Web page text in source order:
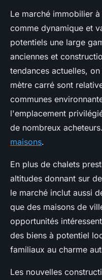
Le marché immobilier
comme dynamique et
potentiels une large
anciennes et
tendances actuelles,
mètre carré sont
communes
l'emplacement
de nombreux
maisons.
En plus de chalets
altitudes donnant sur
le marché inclut aussi
que des maisons de
opportunités
des biens à potentiel
familiaux au charme
Les nouvelles